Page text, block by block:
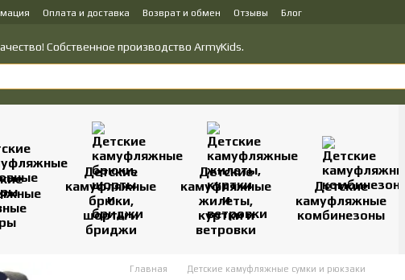
Оплата и доставка Возврат и обмен Отзывы
Блог
Собственное производство ArmyKids.
Детские
камуфляжные
брюки,
шорты и
бриджи
Детские
камуфляжные
жилеты,
куртки и
ветровки
Детские
камуфляжные
комбинезоны
Главная Детские камуфляжные сумки и рюкзаки